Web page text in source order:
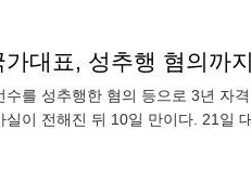
가대표, 성추행 혐의
를 성추행한 혐의 등으로 3년 자
이 전해진 뒤 10일 만이다. 21일